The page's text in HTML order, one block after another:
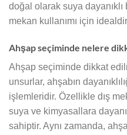
doğal olarak suya
mekan kullanımı için
Ahşap seçiminde nelere
Ahşap seçiminde dikkat
unsurlar, ahşabın
işlemleridir. Özellikle dış
suya ve kimyasallara
sahiptir. Aynı zamanda,